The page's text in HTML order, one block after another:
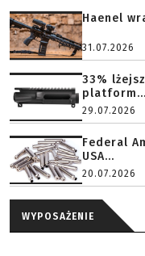
Haenel
31.07.2026
33%
platform...
29.07.2026
Federal
USA...
20.07.2026
WYPOSAŻENIE